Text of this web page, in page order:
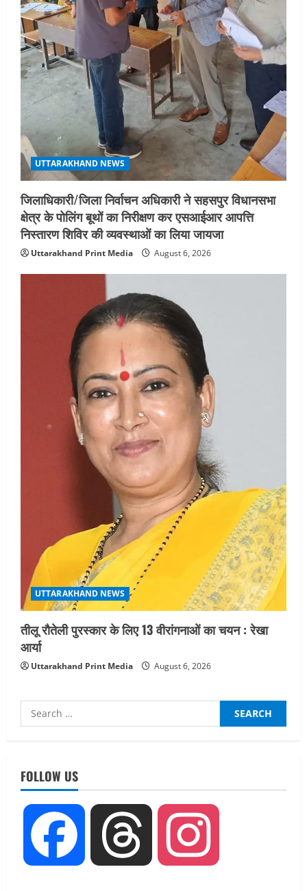
UTTARAKHAND NEWS
जिलाधिकारी/जिला निर्वाचन अधिकारी ने सहसपुर विधानसभा
क्षेत्र के पोलिंग बूथों का निरीक्षण कर एसआईआर आपत्ति
निस्तारण शिविर की व्यवस्थाओं का लिया जायजा
Uttarakhand Print Media August 6, 2026
UTTARAKHAND NEWS
तीलू रौतेली पुरस्कार के लिए 13 वीरांगनाओं का चयन : रेखा
आर्या
Uttarakhand Print Media August 6, 2026
Search
for:
FOLLOW US
Facebook Threads
August 6, 2026
UTTARAKHAND NEWS
तीलू रौतेली पुरस्कार के लिए 13 वीरांगनाओं का
चयन : रेखा आर्या